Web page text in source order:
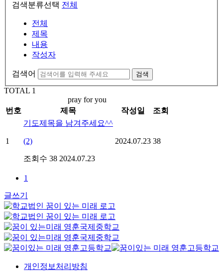
검색분류선택 전체
전체
제목
내용
작성자
검색어 검색
TOTAL 1
pray for you
번호
제목 작성일 조회
1
기도제목을 남겨주세요^^
(2)
조회수 38 2024.07.23
2024.07.23 38
1
글쓰기
개인정보처리방침